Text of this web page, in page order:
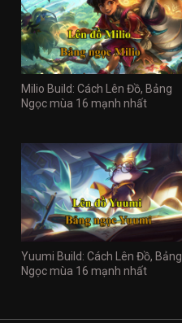
Milio Build: Cách Lên Đồ, Bảng
Ngọc mùa 16 mạnh nhất
Yuumi Build: Cách Lên Đồ, Bảng
Ngọc mùa 16 mạnh nhất